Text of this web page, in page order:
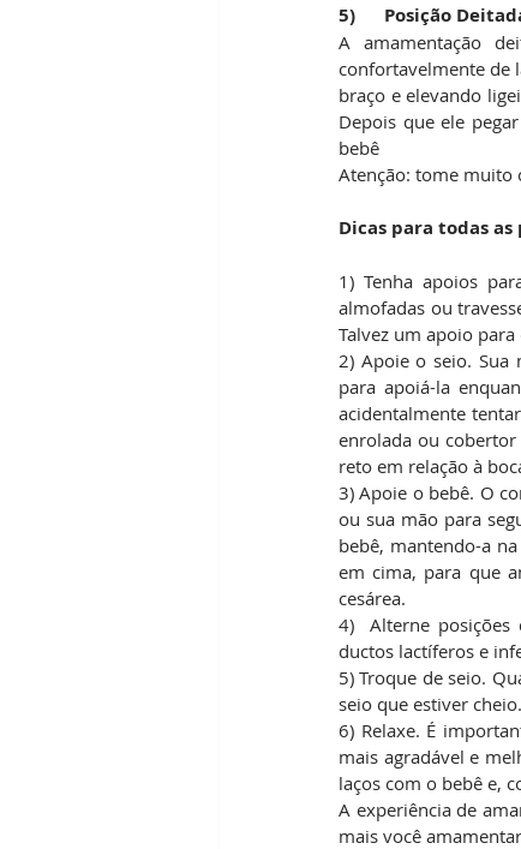
5)      Posição
A amamentação
confortavelmente de
braço e elevando
Depois que ele
bebê
Atenção: tome muito
Dicas para todas
1) Tenha apoios
almofadas ou
Talvez um apoio
2) Apoie o seio. Sua
para apoiá-la
acidentalmente
enrolada ou
reto em relação à
3) Apoie o bebê. O
ou sua mão para
bebê, mantendo-a
em cima, para que
cesárea.
4)  Alterne posições
ductos lactíferos e
5) Troque de seio.
seio que estiver
6) Relaxe. É
mais agradável e
laços com o bebê e,
A experiência de
mais você